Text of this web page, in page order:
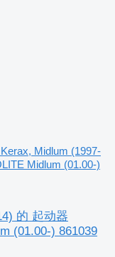
Midlum (1997-
Midlum (01.00-)
的 起动器
(01.00-) 861039